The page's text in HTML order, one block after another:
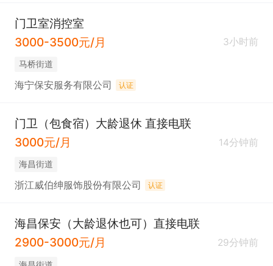
门卫室消控室
3000-3500元/月
3小时前
马桥街道
海宁保安服务有限公司 认证
门卫（包食宿）大龄退休 直接电联
3000元/月
14分钟前
海昌街道
浙江威伯绅服饰股份有限公司 认证
海昌保安（大龄退休也可）直接电联
2900-3000元/月
29分钟前